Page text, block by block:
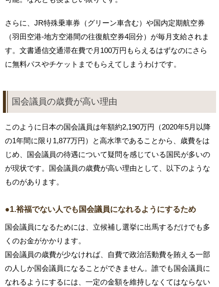
さらに、JR特殊乗車券（グリーン車含む）や国内定期航空券
（羽田空港-地方空港間の往復航空券4回分）が毎月支給されま
す。文書通信交通滞在費で月100万円もらえるはずなのにさら
に無料パスやチケットまでもらえてしまうわけです。
国会議員の歳費が高い理由
このように日本の国会議員は年額約2,190万円（2020年5月以降
の1年間に限り1,877万円）と高水準であることから、歳費をは
じめ、国会議員の待遇について疑問を感じている国民が多いの
が現状です。国会議員の歳費が高い理由として、以下のような
ものがあります。
●1.裕福でない人でも国会議員になれるようにするため
国会議員になるためには、立候補し選挙に出馬するだけでも多
くのお金がかかります。
国会議員の歳費が少なければ、自費で政治活動費を賄える一部
の人しか国会議員になることができません。誰でも国会議員に
なれるようにするには、一定の金額を維持しなくてはならない